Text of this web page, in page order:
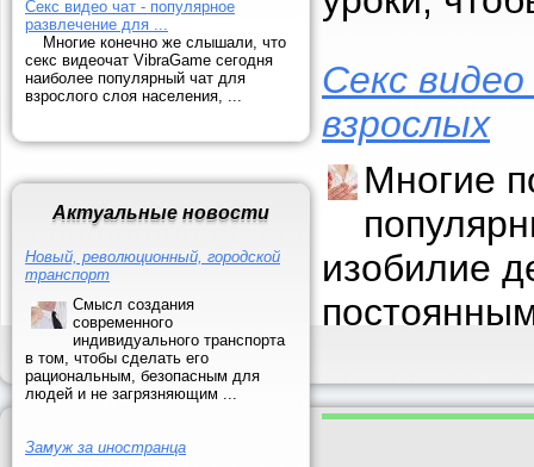
Секс видео чат - популярное
развлечение для ...
Многие конечно же слышали, что
секс видеочат VibraGame сегодня
наиболее популярный чат для
взрослого слоя населения, ...
Актуальные новости
Новый, революционный, городской
транспорт
Смысл создания
современного
индивидуального транспорта
в том, чтобы сделать его
рациональным, безопасным для
людей и не загрязняющим ...
Замуж за иностранца
Секс
взрослых
Многие
изобилие